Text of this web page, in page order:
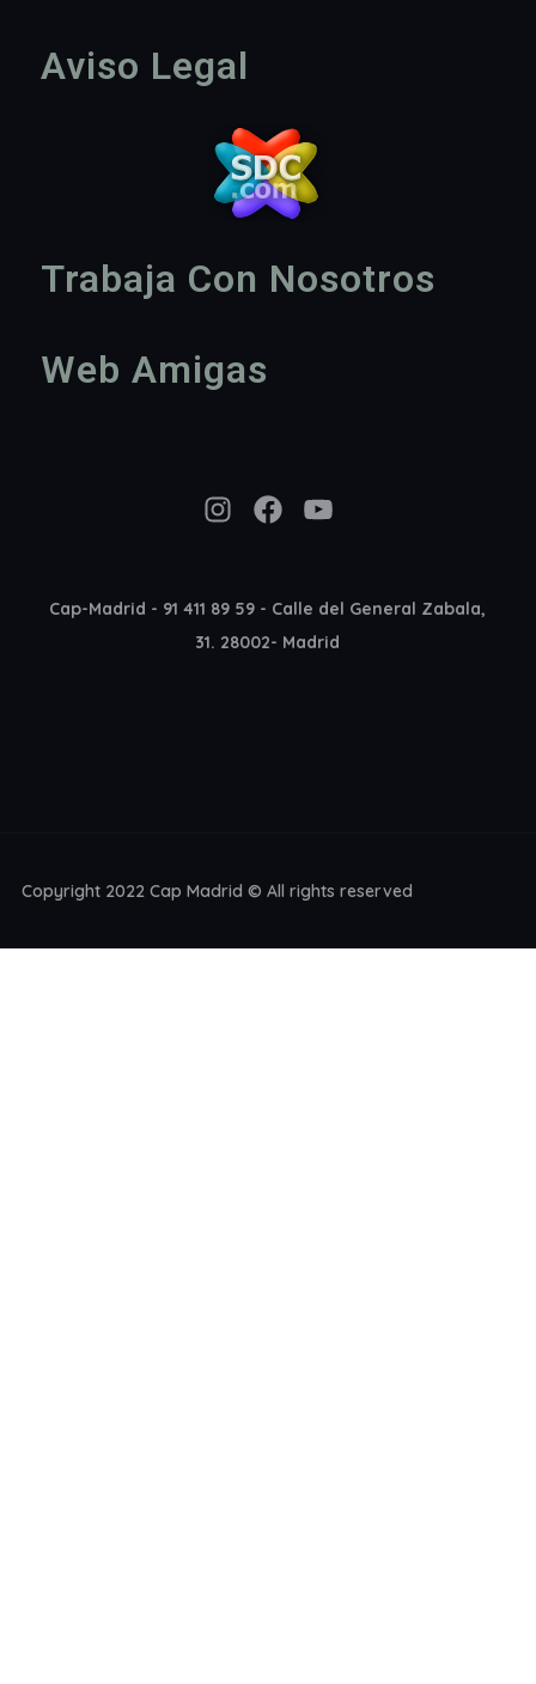
Aviso Legal
Trabaja Con Nosotros
Web Amigas
InstagramFacebook YouTube
Cap-Madrid - 91 411 89 59 - Calle del General Zabala,
31. 28002- Madrid
Copyright 2022 Cap Madrid © All rights reserved